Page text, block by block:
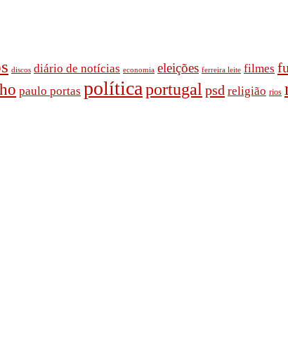
discos diário de notí­cias economia eleições ferreira leite filmes
paulo portas polí­ticaportugal psd religião rios